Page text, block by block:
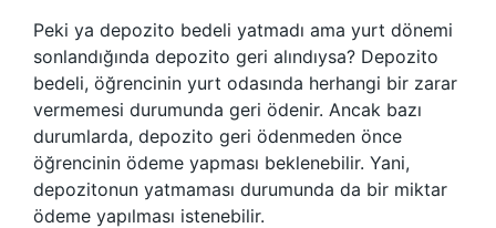
Peki ya depozito bedeli yatmadı ama yurt dönemi
sonlandığında depozito geri alındıysa? Depozito
bedeli, öğrencinin yurt odasında herhangi bir zarar
vermemesi durumunda geri ödenir. Ancak bazı
durumlarda, depozito geri ödenmeden önce
öğrencinin ödeme yapması beklenebilir. Yani,
depozitonun yatmaması durumunda da bir miktar
ödeme yapılması istenebilir.